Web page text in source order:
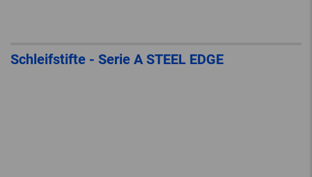
Schleifstifte - Serie A STEEL EDGE